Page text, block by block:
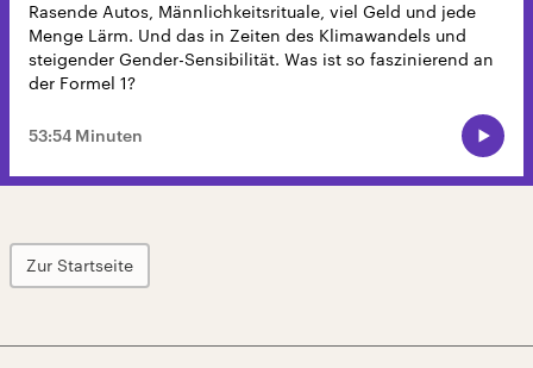
Rasende Autos, Männlichkeitsrituale, viel Geld und jede
Menge Lärm. Und das in Zeiten des Klimawandels und
steigender Gender-Sensibilität. Was ist so faszinierend an
der Formel 1?
53:54 Minuten
Zur Startseite